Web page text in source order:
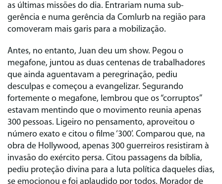
as últimas missões do dia. Entrariam numa sub-
gerência e numa gerência da Comlurb na região para
comoveram mais garis para a mobilização.
Antes, no entanto, Juan deu um show. Pegou o
megafone, juntou as duas centenas de trabalhadores
que ainda aguentavam a peregrinação, pediu
desculpas e começou a evangelizar. Segurando
fortemente o megafone, lembrou que os “corruptos”
estavam mentindo que o movimento reunia apenas
300 pessoas. Ligeiro no pensamento, aproveitou o
número exato e citou o filme ‘300’. Comparou que, na
obra de Hollywood, apenas 300 guerreiros resistiram à
invasão do exército persa. Citou passagens da bíblia,
pediu proteção divina para a luta política daqueles dias,
se emocionou e foi aplaudido por todos. Morador de